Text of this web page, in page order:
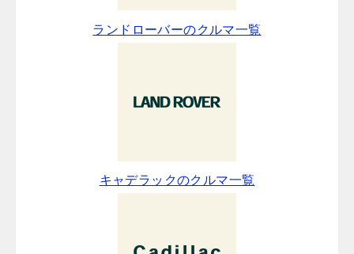
ランドローバーのクルマ一覧
キャデラックのクルマ一覧